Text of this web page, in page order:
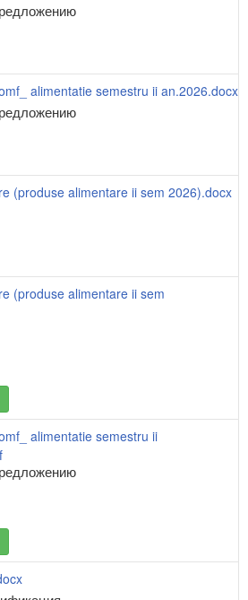
alimentatie semestru ii an.2026.docx
(produse alimentare ii sem 2026).docx
(produse alimentare ii sem
alimentatie semestru ii